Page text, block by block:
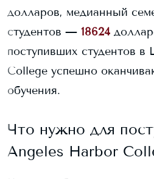
долларов, медианный
студентов — 18624
поступивших студентов в
College успешно
обучения.
Что нужно для
Angeles Harbor